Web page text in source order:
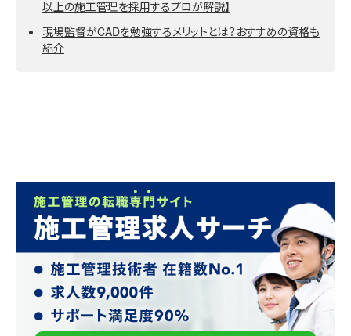
以上の施工管理を採用するプロが解説】
現場監督がCADを勉強するメリットとは？おすすめの資格も
紹介